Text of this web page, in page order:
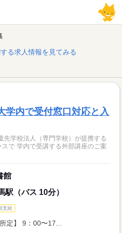
る求人情報を見てみる
内で受付窓口対応と入
先学校法人（専門学校）が提携する
で 学内で受講する外部講座のご案
館
駅（バス 10分）
支給
定】 9：00〜17...